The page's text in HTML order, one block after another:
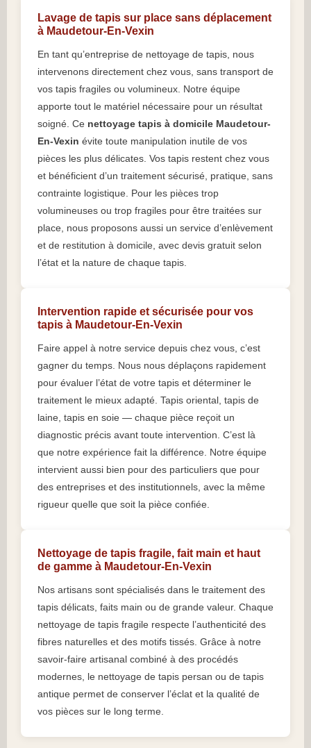
Lavage de tapis sur place sans déplacement
à Maudetour-En-Vexin
En tant qu’entreprise de nettoyage de tapis, nous
intervenons directement chez vous, sans transport de
vos tapis fragiles ou volumineux. Notre équipe
apporte tout le matériel nécessaire pour un résultat
soigné. Ce nettoyage tapis à domicile Maudetour-
En-Vexin évite toute manipulation inutile de vos
pièces les plus délicates. Vos tapis restent chez vous
et bénéficient d’un traitement sécurisé, pratique, sans
contrainte logistique. Pour les pièces trop
volumineuses ou trop fragiles pour être traitées sur
place, nous proposons aussi un service d’enlèvement
et de restitution à domicile, avec devis gratuit selon
l’état et la nature de chaque tapis.
Intervention rapide et sécurisée pour vos
tapis à Maudetour-En-Vexin
Faire appel à notre service depuis chez vous, c’est
gagner du temps. Nous nous déplaçons rapidement
pour évaluer l’état de votre tapis et déterminer le
traitement le mieux adapté. Tapis oriental, tapis de
laine, tapis en soie — chaque pièce reçoit un
diagnostic précis avant toute intervention. C’est là
que notre expérience fait la différence. Notre équipe
intervient aussi bien pour des particuliers que pour
des entreprises et des institutionnels, avec la même
rigueur quelle que soit la pièce confiée.
Nettoyage de tapis fragile, fait main et haut
de gamme à Maudetour-En-Vexin
Nos artisans sont spécialisés dans le traitement des
tapis délicats, faits main ou de grande valeur. Chaque
nettoyage de tapis fragile respecte l’authenticité des
fibres naturelles et des motifs tissés. Grâce à notre
savoir-faire artisanal combiné à des procédés
modernes, le nettoyage de tapis persan ou de tapis
antique permet de conserver l’éclat et la qualité de
vos pièces sur le long terme.